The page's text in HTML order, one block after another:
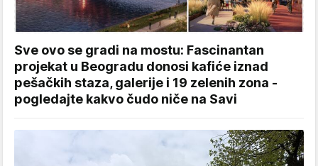
Sve ovo se gradi na mostu: Fascinantan
projekat u Beogradu donosi kafiće iznad
pešačkih staza, galerije i 19 zelenih zona -
pogledajte kakvo čudo niče na Savi